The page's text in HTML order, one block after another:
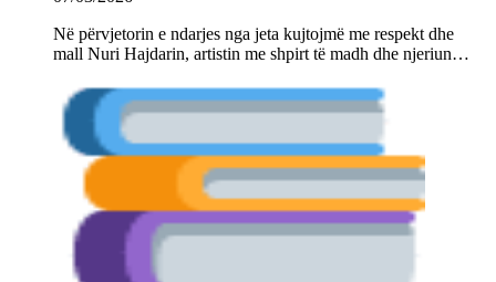
Në përvjetorin e ndarjes nga jeta kujtojmë me respekt dhe
mall Nuri Hajdarin, artistin me shpirt të madh dhe njeriun…